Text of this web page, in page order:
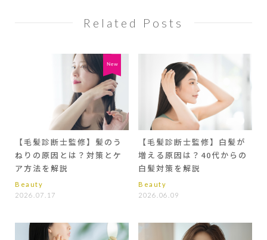
Related Posts
【毛髪診断士監修】髪のう
ねりの原因とは？対策とケ
ア方法を解説
Beauty
2026.07.17
【毛髪診断士監修】白髪が
増える原因は？40代からの
白髪対策を解説
Beauty
2026.06.09